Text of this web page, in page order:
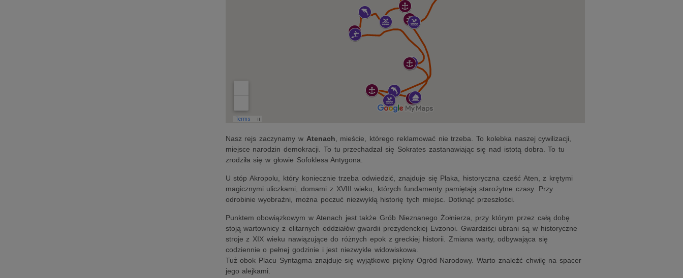
Nasz rejs zaczynamy w Atenach , mieście, którego reklamować nie trzeba. To kolebka naszej cywilizacji,
miejsce narodzin demokracji. To tu przechadzał się Sokrates zastanawiając się nad istotą dobra. To tu
zrodziła się w głowie Sofoklesa Antygona.
U stóp Akropolu, który koniecznie trzeba odwiedzić, znajduje się Plaka, historyczna cześć Aten, z krętymi
magicznymi uliczkami, domami z XVIII wieku, których fundamenty pamiętają starożytne czasy. Przy
odrobinie wyobraźni, można poczuć niezwykłą historię tych miejsc. Dotknąć przeszłości.
Punktem obowiązkowym w Atenach jest także Grób Nieznanego Żołnierza, przy którym przez całą dobę
stoją wartownicy z elitarnych oddziałów gwardii prezydenckiej Evzonoi. Gwardziści ubrani są w historyczne
stroje z XIX wieku nawiązujące do różnych epok z greckiej historii. Zmiana warty, odbywająca się
codziennie o pełnej godzinie i jest niezwykle widowiskowa.
Tuż obok Placu Syntagma znajduje się wyjątkowo piękny Ogród Narodowy. Warto znaleźć chwilę na spacer
jego alejkami.